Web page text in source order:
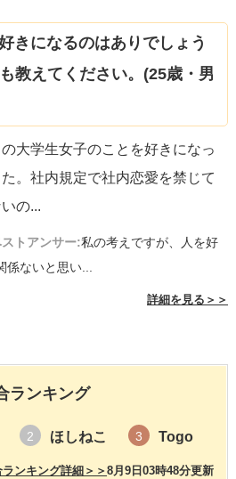
きになるのはありでしょう
教えてください。(25歳・男
大学生女子のことを好きになっ
。社内規定で社内恋愛を禁じて
の...
トアンサー:私の考えですが、人を好
係ないと思い...
詳細を見る＞＞
ランキング
2 ほしねこ 3 Togo
8月9日03時48分更新
ンキング詳細＞＞